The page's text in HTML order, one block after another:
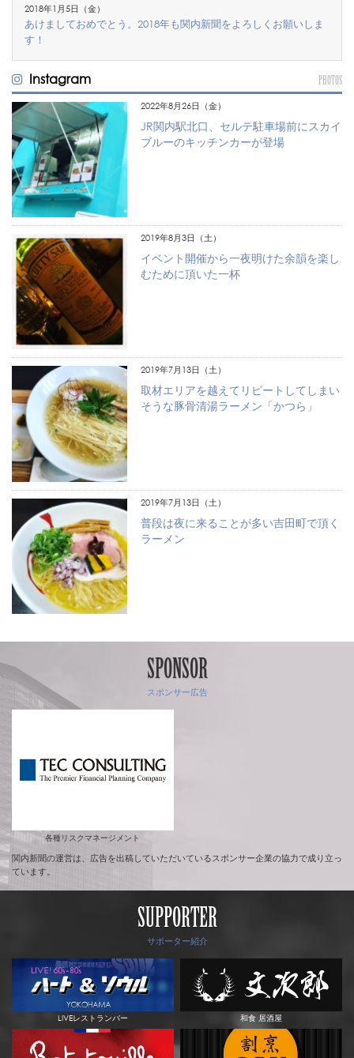
2018年1月5日（金）
あけましておめでとう。2018年も関内新聞をよろしくお願いしま
す！
Instagram PHOTOS
2022年8月26日（金）
JR関内駅北口、セルテ駐車場前にスカイ
ブルーのキッチンカーが登場
2019年8月3日（土）
イベント開催から一夜明けた余韻を楽し
むために頂いた一杯
2019年7月13日（土）
取材エリアを越えてリピートしてしまい
そうな豚骨清湯ラーメン「かつら」
2019年7月13日（土）
普段は夜に来ることが多い吉田町で頂く
ラーメン
SPONSOR
スポンサー広告
各種リスクマネージメント
関内新聞の運営は、広告を出稿していただいているスポンサー企業の協力で成り立っ
ています。
SUPPORTER
サポーター紹介
LIVEレストランバー 和食 居酒屋